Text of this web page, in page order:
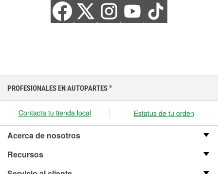
PROFESIONALES EN AUTOPARTES ®
Contacta tu tienda local Estatus de tu orden
Acerca de nosotros
Recursos